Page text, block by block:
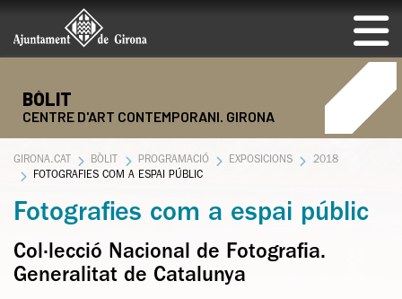
BÒLIT
CENTRE D'ART CONTEMPORANI. GIRONA
GIRONA.CAT BÒLIT PROGRAMACIÓ EXPOSICIONS
2018
FOTOGRAFIES COM A ESPAI PÚBLIC
Fotografies com a espai públic
Col·lecció Nacional de Fotografia.
Generalitat de Catalunya